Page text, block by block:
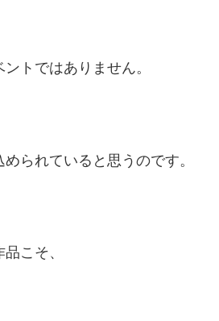
トではありません。
られていると思うのです。
こそ、